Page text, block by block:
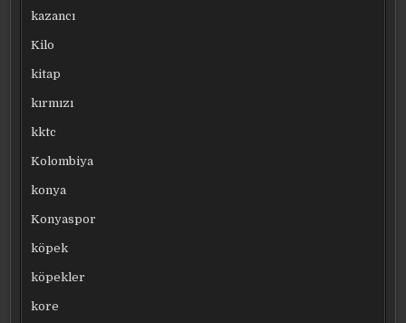
kazancı
Kilo
kitap
kırmızı
kktc
Kolombiya
konya
Konyaspor
köpek
köpekler
kore